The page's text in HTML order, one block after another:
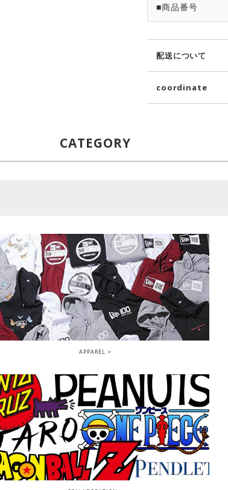
■商品番号
配送について
coordinate
CATEGORY
APPAREL